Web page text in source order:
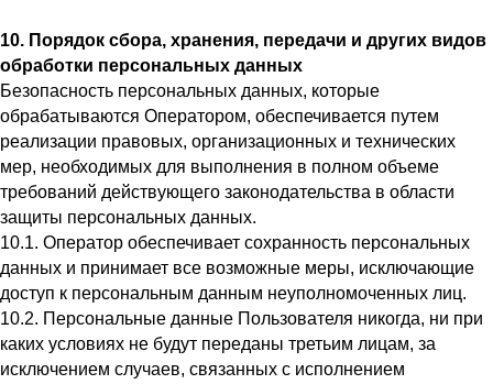
10. Порядок сбора, хранения, передачи и других видов
обработки персональных данных
Безопасность персональных данных, которые
обрабатываются Оператором, обеспечивается путем
реализации правовых, организационных и технических
мер, необходимых для выполнения в полном объеме
требований действующего законодательства в области
защиты персональных данных.
10.1. Оператор обеспечивает сохранность персональных
данных и принимает все возможные меры, исключающие
доступ к персональным данным неуполномоченных лиц.
10.2. Персональные данные Пользователя никогда, ни при
каких условиях не будут переданы третьим лицам, за
исключением случаев, связанных с исполнением